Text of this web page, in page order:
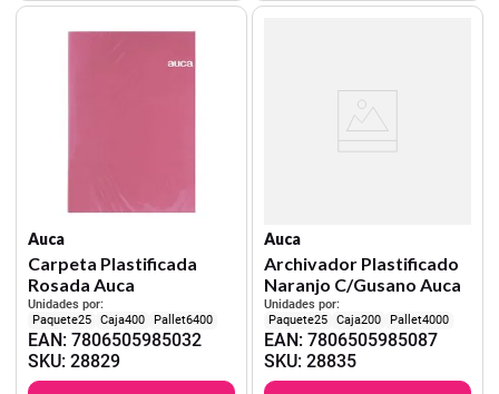
Auca
Carpeta Plastificada
Rosada Auca
Unidades por:
25
400 6400
EAN:7806505985032
SKU:28829
Auca
Archivador Plastificado
Naranjo C/Gusano Auca
Unidades por:
25
200 4000
EAN: 7806505985087
SKU: 28835